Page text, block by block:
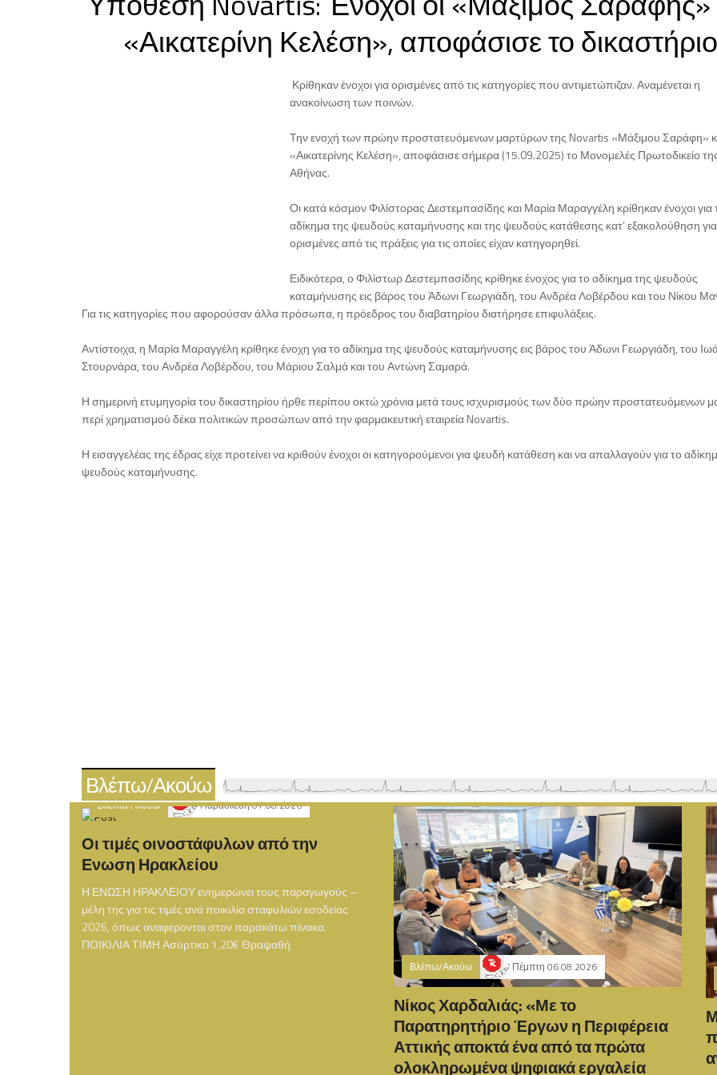
«Αικατερίνη Κελέση», αποφάσισε το δικαστήριο
Κρίθηκαν ένοχοι για ορισμένες από τις κατηγορίες που αντιμετώπιζαν. Αναμένεται η
ανακοίνωση των ποινών.
Την ενοχή των πρώην προστατευόμενων μαρτύρων της Novartis «Μάξιμου Σαράφη»
«Αικατερίνης Κελέση», αποφάσισε σήμερα (15.09.2025) το Μονομελές Πρωτοδικείο
Αθήνας.
Οι κατά κόσμον Φιλίστορας Δεστεμπασίδης και Μαρία Μαραγγέλη κρίθηκαν ένοχοι για
αδίκημα της ψευδούς καταμήνυσης και της ψευδούς κατάθεσης κατ’ εξακολούθηση για
ορισμένες από τις πράξεις για τις οποίες είχαν κατηγορηθεί.
Ειδικότερα, ο Φιλίστωρ Δεστεμπασίδης κρίθηκε ένοχος για το αδίκημα της ψευδούς
καταμήνυσης εις βάρος του Άδωνι Γεωργιάδη, του Ανδρέα Λοβέρδου και του Νίκου
Για τις κατηγορίες που αφορούσαν άλλα πρόσωπα, η πρόεδρος του διαβατηρίου διατήρησε επιφυλάξεις.
Αντίστοιχα, η Μαρία Μαραγγέλη κρίθηκε ένοχη για το αδίκημα της ψευδούς καταμήνυσης εις βάρος του Άδωνι Γεωργιάδη, του
Στουρνάρα, του Ανδρέα Λοβέρδου, του Μάριου Σαλμά και του Αντώνη Σαμαρά.
Η σημερινή ετυμηγορία του δικαστηρίου ήρθε περίπου οκτώ χρόνια μετά τους ισχυρισμούς των δύο πρώην προστατευόμενων
περί χρηματισμού δέκα πολιτικών προσώπων από την φαρμακευτική εταιρεία Novartis.
Η εισαγγελέας της έδρας είχε προτείνει να κριθούν ένοχοι οι κατηγορούμενοι για ψευδή κατάθεση και να απαλλαγούν για το
ψευδούς καταμήνυσης.
Βλέπω/Ακούω
Βλέπω/Ακούω Παρασκευή 07.08.2026
Οι τιμές οινοστάφυλων από την
Ενωση Ηρακλείου
Η ΕΝΩΣΗ ΗΡΑΚΛΕΙΟΥ ενημερώνει τους παραγωγούς –
μέλη της για τις τιμές ανά ποικιλία σταφυλιών εσοδείας
2026, όπως αναφέρονται στον παρακάτω πίνακα.
ΠΟΙΚΙΛΙΑ ΤΙΜΗ Ασύρτικο 1,20€ Θραψαθή
Βλέπω/Ακούω Πέμπτη 06.08.2026
Νίκος Χαρδαλιάς: «Με το
Παρατηρητήριο Έργων η Περιφέρεια
Αττικής αποκτά ένα από τα πρώτα
ολοκληρωμένα ψηφιακά εργαλεία